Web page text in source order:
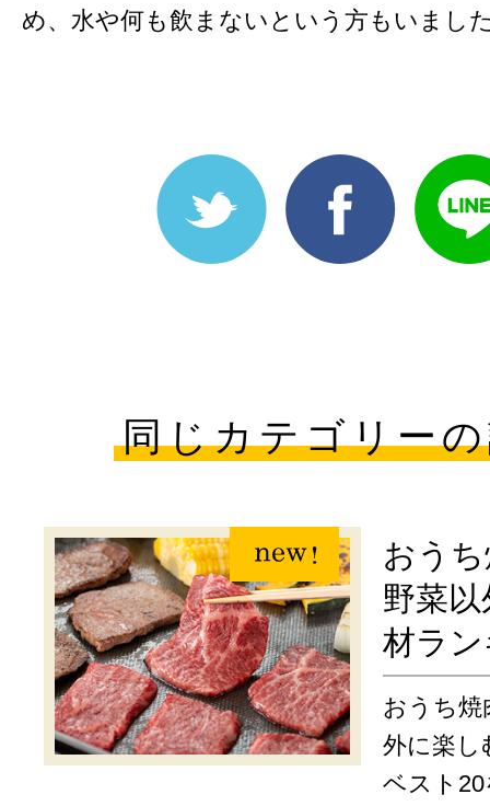
め、水や何も飲まないという方もいまし
同じカテゴリー
おう
野菜
材ラ
おうち焼
外に楽し
ベスト